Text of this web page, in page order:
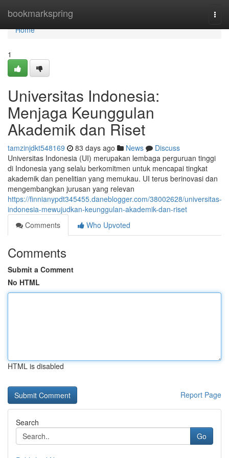
bookmarkspring
Home
Home
1
Universitas Indonesia:
Menjaga Keunggulan
Akademik dan Riset
tamzinjdkt548169 83 days ago News
Discuss
Universitas Indonesia (UI) merupakan lembaga perguruan tinggi
di Indonesia yang selalu berkomitmen untuk mencapai tingkat
akademik dan penelitian yang memukau. UI terus berinovasi dan
mengembangkan jurusan yang relevan
https://finnianypdt345455.daneblogger.com/38002628/universitas-
indonesia-mewujudkan-keunggulan-akademik-dan-riset
Comments
Who Upvoted
Comments
Submit a Comment
No HTML
HTML is disabled
Report Page
Search
Go